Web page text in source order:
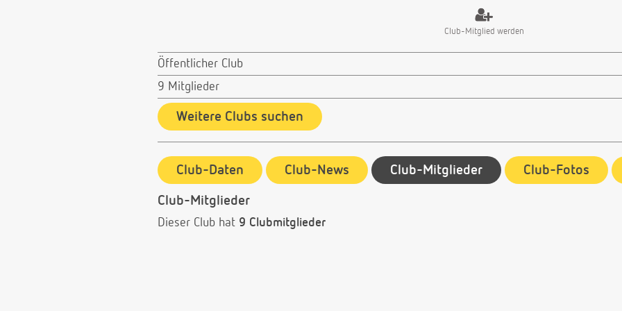
Club-Mitglied werden
Öffentlicher Club
9 Mitglieder
Weitere Clubs suchen
Club-Daten Club-News Club-Mitglieder Club-Fotos
Club-Mitglieder
Dieser Club hat 9 Clubmitglieder